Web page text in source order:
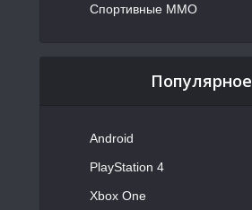
Спортивные MMO
Популярное
Android
PlayStation 4
Xbox One